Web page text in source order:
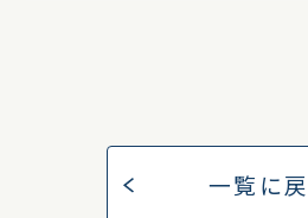
一覧に